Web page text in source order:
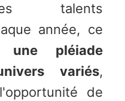
talents
année, ce
une pléiade
variés,
de